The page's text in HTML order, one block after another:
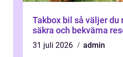
Takbox bil så väljer du rätt takbox för
säkra och bekväma
31 juli 2026
admin